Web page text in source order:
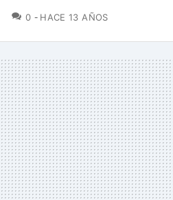
0 COMENTARIOS
HACE 13 AÑOS